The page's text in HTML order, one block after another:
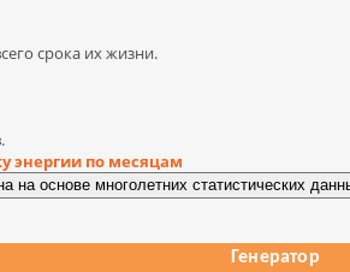
срока их жизни.
энергии по месяцам
Генератор